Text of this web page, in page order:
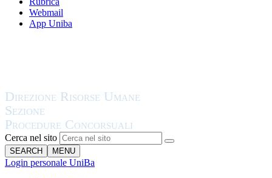
Webmail
App Uniba
Cerca nel sito
SEARCH MENU
Login personale UniBa